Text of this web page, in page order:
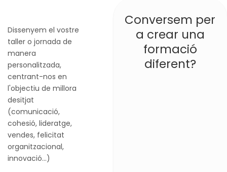
Dissenyem el vostre
taller o jornada de
manera
personalitzada,
centrant-nos en
l'objectiu de millora
desitjat
(comunicació,
cohesió, lideratge,
vendes, felicitat
organitzacional,
innovació...)
Conversem per
a crear una
formació
diferent?